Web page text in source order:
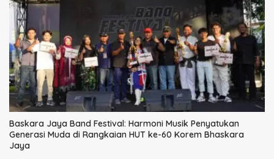
Baskara Jaya Band Festival: Harmoni Musik Penyatukan
Generasi Muda di Rangkaian HUT ke-60 Korem Bhaskara
Jaya